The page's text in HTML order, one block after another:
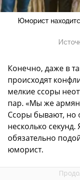
Юморист
Конечно, даже в
происходят
мелкие ссоры
пар. «Мы же
Ссоры бывают, но
несколько секунд.
обязательно
юморист.